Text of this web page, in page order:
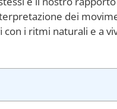
dei
i ritmi naturali e a